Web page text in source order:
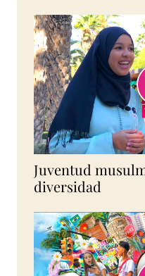
Juventud
diversidad